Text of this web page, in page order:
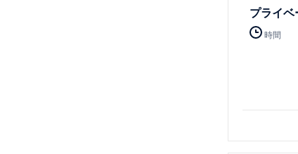
プライ
時間